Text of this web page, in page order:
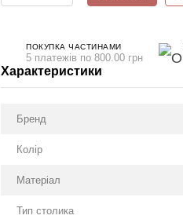
ПОКУПКА ЧАСТИНАМИ
5 платежів по 800.00 грн
Характеристики
Бренд
Колір
Матеріал
Тип столика